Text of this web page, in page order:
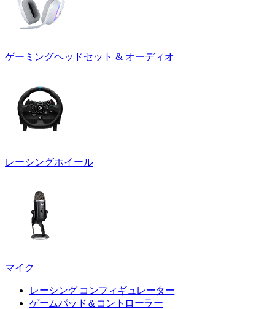
ゲーミングヘッドセット & オーディオ
レーシングホイール
マイク
レーシング コンフィギュレーター
ゲームパッド＆コントローラー